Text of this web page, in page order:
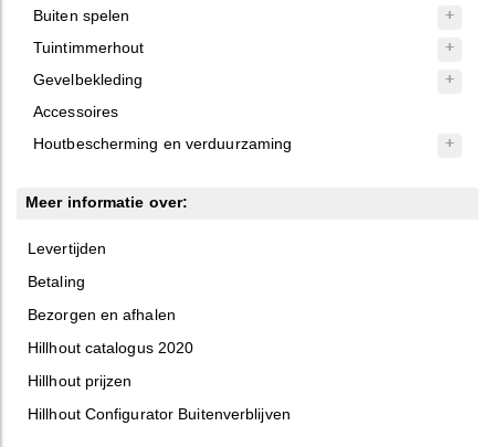
Buiten spelen
Tuintimmerhout
Gevelbekleding
Accessoires
Houtbescherming en verduurzaming
Meer informatie over:
Levertijden
Betaling
Bezorgen en afhalen
Hillhout catalogus 2020
Hillhout prijzen
Hillhout Configurator Buitenverblijven